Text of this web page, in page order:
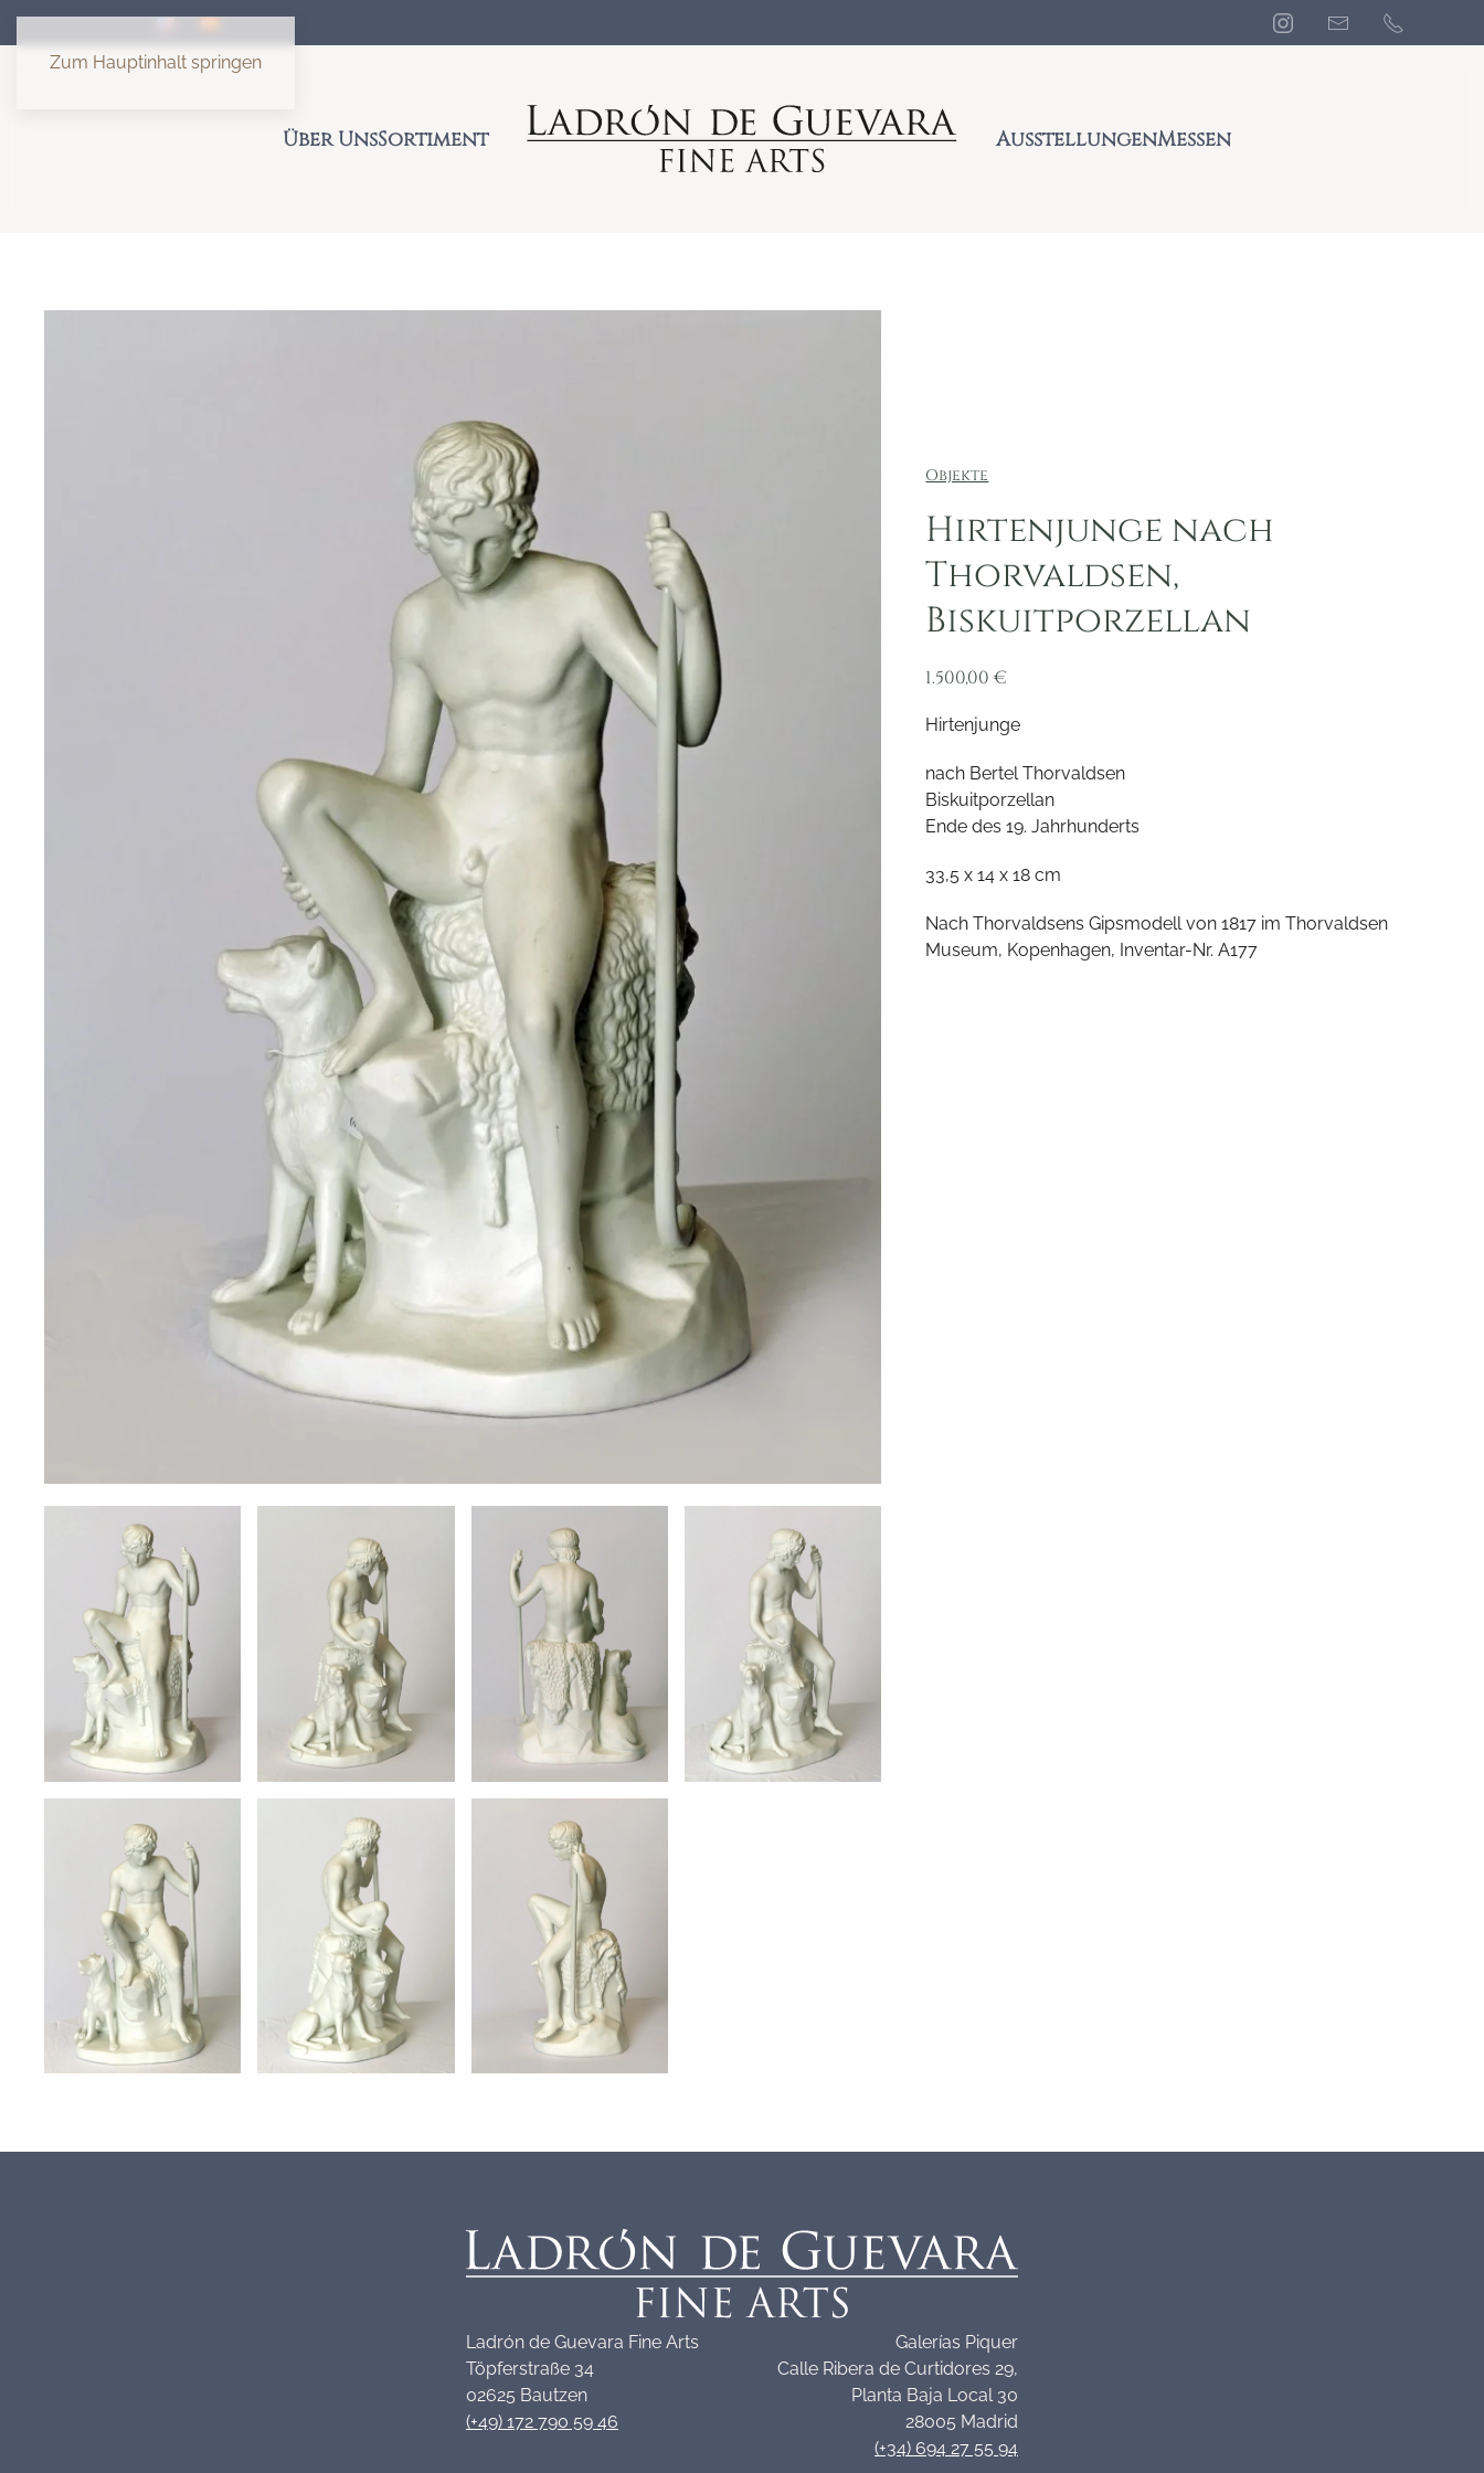
Zum Hauptinhalt springen
Über UnsSortiment AusstellungenMessen
Objekte
Hirtenjunge nach
Thorvaldsen,
Biskuitporzellan
1.500,00€
Hirtenjunge
nach Bertel Thorvaldsen
Biskuitporzellan
Ende des 19. Jahrhunderts
33,5 x 14 x 18 cm
Nach Thorvaldsens Gipsmodell von 1817 im Thorvaldsen
Museum, Kopenhagen, Inventar-Nr. A177
Ladrón de Guevara Fine Arts
Töpferstraße 34
02625 Bautzen
(+49) 172 790 59 46
Galerías Piquer
Calle Ribera de Curtidores 29,
Planta Baja Local 30
28005 Madrid
(+34) 694 27 55 94